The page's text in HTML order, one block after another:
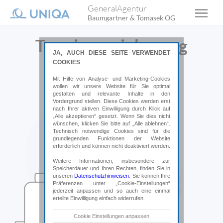
GeneralAgentur
Baumgartner & Tomasek OG
Terminvereinbarung
JA, AUCH DIESE SEITE VERWENDET
COOKIES
Mit Hilfe von Analyse- und Marketing-Cookies
wollen wir unsere Website für Sie optimal
gestalten und relevante Inhalte in den
Vordergrund stellen. Diese Cookies werden erst
nach Ihrer aktiven Einwilligung durch Klick auf
„Alle akzeptieren“ gesetzt. Wenn Sie dies nicht
wünschen, klicken Sie bitte auf „Alle ablehnen“.
Technisch notwendige Cookies sind für die
grundlegenden Funktionen der Website
erforderlich und können nicht deaktiviert werden.
Weitere Informationen, insbesondere zur
Speicherdauer und Ihren Rechten, finden Sie in
unserenDatenschutzhinweisen . Sie können Ihre
Präferenzen unter „Cookie-Einstellungen“
jederzeit anpassen und so auch eine einmal
erteilte Einwilligung einfach widerrufen.
Technische Cookies
Cookie Einstellungen anpassen